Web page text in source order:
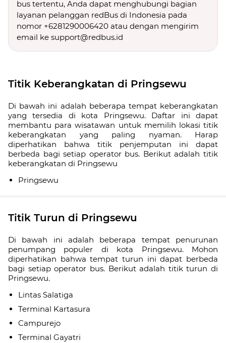
bus tertentu, Anda dapat menghubungi bagian
layanan pelanggan redBus di Indonesia pada
nomor +6281290006420 atau dengan mengirim
email ke support@redbus.id
Titik Keberangkatan di Pringsewu
Di bawah ini adalah beberapa tempat keberangkatan
yang tersedia di kota Pringsewu. Daftar ini dapat
membantu para wisatawan untuk memilih lokasi titik
keberangkatan yang paling nyaman. Harap
diperhatikan bahwa titik penjemputan ini dapat
berbeda bagi setiap operator bus. Berikut adalah titik
keberangkatan di Pringsewu
Pringsewu
Titik Turun di Pringsewu
Di bawah ini adalah beberapa tempat penurunan
penumpang populer di kota Pringsewu. Mohon
diperhatikan bahwa tempat turun ini dapat berbeda
bagi setiap operator bus. Berikut adalah titik turun di
Pringsewu.
Lintas Salatiga
Terminal Kartasura
Campurejo
Terminal Gayatri